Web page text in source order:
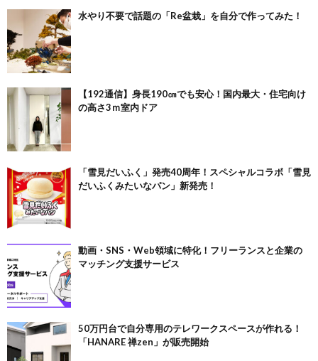
水やり不要で話題の「Re盆栽」を自分で作ってみた！
【192通信】身長190㎝でも安心！国内最大・住宅向け
の高さ3ｍ室内ドア
「雪見だいふく」発売40周年！スペシャルコラボ「雪見
だいふくみたいなパン」新発売！
動画・SNS・Web領域に特化！フリーランスと企業の
マッチング支援サービス
50万円台で自分専用のテレワークスペースが作れる！
「HANARE 禅zen」が販売開始